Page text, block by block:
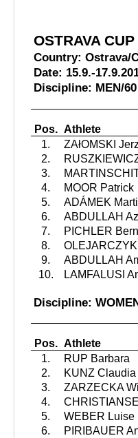
OSTRAVA
Country: Ostrava/
Date: 15.9.-
Discipline: MEN/
Pos. Athlete
1.
ZAłOMSKI
2.
3.
4.
MOOR Patrick
5.
ADÁMEK
6.
ABDULLAH
7.
PICHLER
8.
9.
ABDULLAH
10.
LAMFALUSI
Discipline:
Pos. Athlete
1.
RUP Barbara
2.
KUNZ Claudia
3.
ZARZECKA
4.
5.
WEBER Luise
6.
PIRIBAUER